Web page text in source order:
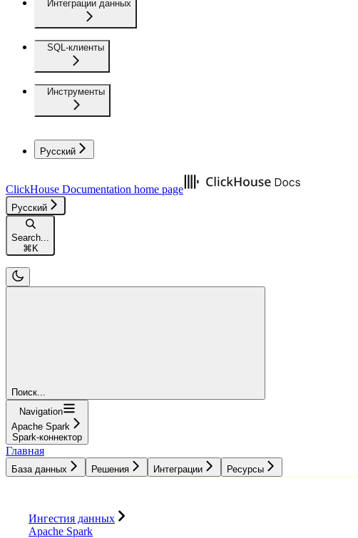
Интеграции данных
SQL-клиенты
Инструменты
Русский
ClickHouse Documentation home page
Русский
Search...
⌘ K
Поиск...
Navigation
Apache Spark
Spark-коннектор
Главная
База данных Решения Интеграции Ресурсы
Ингестия данных
Apache Spark